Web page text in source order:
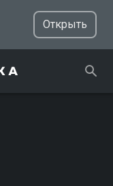
Открыть